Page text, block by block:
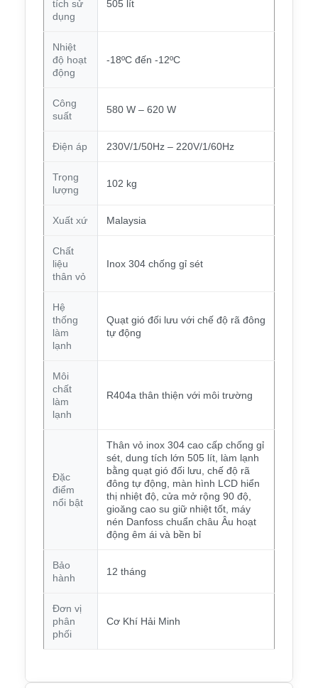
tích sử
dụng
505 lít
Nhiệt
độ hoạt
động
-18ºC đến -12ºC
Công
suất
580 W – 620 W
Điện áp 230V/1/50Hz – 220V/1/60Hz
Trọng
lượng
102 kg
Xuất xứ Malaysia
Chất
liệu
thân vỏ
Inox 304 chống gỉ sét
Hệ
thống
làm
lạnh
Quạt gió đối lưu với chế độ rã đông
tự động
Môi
chất
làm
lạnh
R404a thân thiện với môi trường
Đặc
điểm
nổi bật
Thân vỏ inox 304 cao cấp chống gỉ
sét, dung tích lớn 505 lít, làm lạnh
bằng quạt gió đối lưu, chế độ rã
đông tự động, màn hình LCD hiển
thị nhiệt độ, cửa mở rộng 90 độ,
gioăng cao su giữ nhiệt tốt, máy
nén Danfoss chuẩn châu Âu hoạt
động êm ái và bền bỉ
Bảo
hành
12 tháng
Đơn vị
phân
phối
Cơ Khí Hải Minh